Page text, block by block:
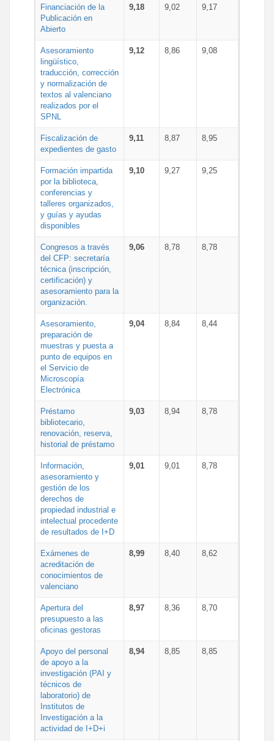
Financiación de la
Publicación en
Abierto
9,18 9,02 9,17
Asesoramiento
lingüístico,
traducción, corrección
y normalización de
textos al valenciano
realizados por el
SPNL
9,12 8,86 9,08
Fiscalización de
expedientes de gasto
9,11 8,87 8,95
Formación impartida
por la biblioteca,
conferencias y
talleres organizados,
y guías y ayudas
disponibles
9,10 9,27 9,25
Congresos a través
del CFP: secretaría
técnica (inscripción,
certificación) y
asesoramiento para la
organización.
9,06 8,78 8,78
Asesoramiento,
preparación de
muestras y puesta a
punto de equipos en
el Servicio de
Microscopía
Electrónica
9,04 8,84 8,44
Préstamo
bibliotecario,
renovación, reserva,
historial de préstamo
9,03 8,94 8,78
Información,
asesoramiento y
gestión de los
derechos de
propiedad industrial e
intelectual procedente
de resultados de I+D
9,01 9,01 8,78
Exámenes de
acreditación de
conocimientos de
valenciano
8,99 8,40 8,62
Apertura del
presupuesto a las
oficinas gestoras
8,97 8,36 8,70
Apoyo del personal
de apoyo a la
investigación (PAI y
técnicos de
laboratorio) de
Institutos de
Investigación a la
actividad de I+D+i
8,94 8,85 8,85